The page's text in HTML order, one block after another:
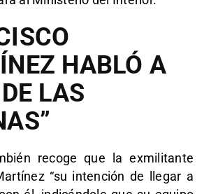
HABLÓ A
LAS
recoge que la exmilitante
“su intención de llegar a